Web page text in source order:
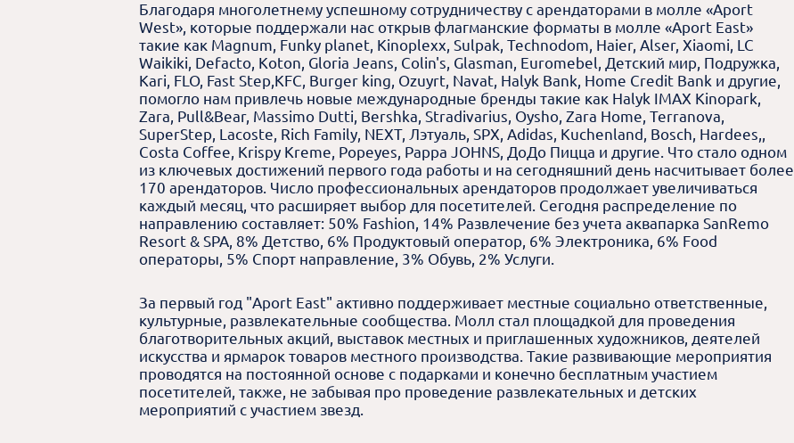
Благодаря многолетнему успешному сотрудничеству с арендаторами в молле «Aport
West», которые поддержали нас открыв флагманские форматы в молле «Aport East»
такие как Magnum, Funky planet, Kinoplexx, Sulpak, Technodom, Haier, Alser, Xiaomi, LC
Waikiki, Defacto, Koton, Gloria Jeans, Colin's, Glasman, Euromebel, Детский мир, Подружка,
Kari, FLO, Fast Step,KFC, Burger king, Ozuyrt, Navat, Halyk Bank, Home Credit Bank и другие,
помогло нам привлечь новые международные бренды такие как Halyk IMAX Kinopark,
Zara, Pull&Bear, Massimo Dutti, Bershka, Stradivarius, Oysho, Zara Home, Terranova,
SuperStep, Lacoste, Rich Family, NEXT, Лэтуаль, SPX, Adidas, Kuchenland, Bosch, Hardees,,
Costa Coffee, Krispy Kreme, Popeyes, Pappa JOHNS, ДоДо Пицца и другие. Что стало одном
из ключевых достижений первого года работы и на сегодняшний день насчитывает более
170 арендаторов. Число профессиональных арендаторов продолжает увеличиваться
каждый месяц, что расширяет выбор для посетителей. Сегодня распределение по
направлению составляет: 50% Fashion, 14% Развлечение без учета аквапарка SanRemo
Resort & SPA, 8% Детство, 6% Продуктовый оператор, 6% Электроника, 6% Food
операторы, 5% Спорт направление, 3% Обувь, 2% Услуги.
За первый год "Aport East" активно поддерживает местные социально ответственные,
культурные, развлекательные сообщества. Молл стал площадкой для проведения
благотворительных акций, выставок местных и приглашенных художников, деятелей
искусства и ярмарок товаров местного производства. Такие развивающие мероприятия
проводятся на постоянной основе с подарками и конечно бесплатным участием
посетителей, также, не забывая про проведение развлекательных и детских
мероприятий с участием звезд.